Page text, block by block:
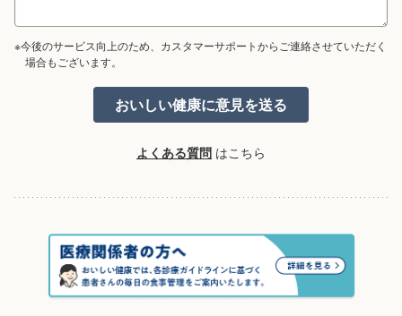
※今後のサービス向上のため、カスタマーサポートからご連絡させていただく
場合もございます。
よくある質問 はこちら